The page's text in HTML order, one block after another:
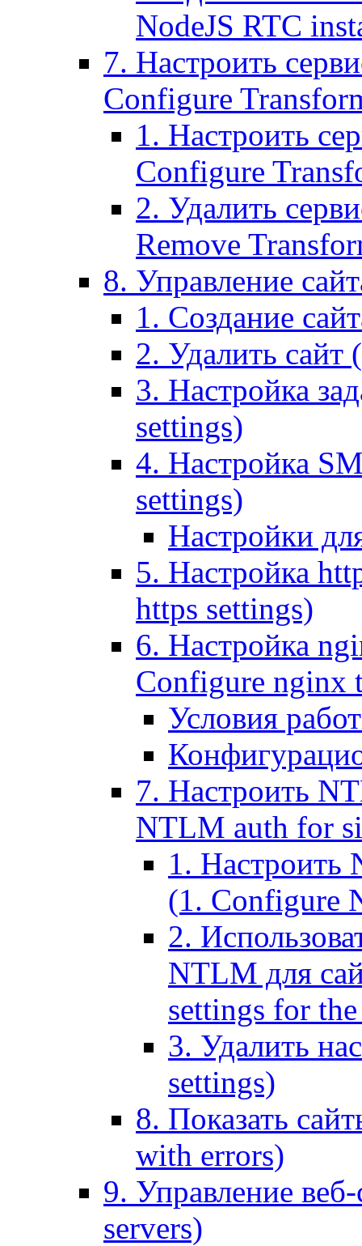
NodeJS RTC
7. Настроить
Configure
1. Настроить
Configure
2. Удалить
Remove
8. Управление
1. Создание
2. Удалить сайт
3. Настройка
settings)
4. Настройка
settings)
Настройки
5. Настройка
https settings)
6. Настройка
Configure nginx
Условия
7. Настроить
NTLM auth for
1. Настроить
(1. Configure
2.
NTLM для
settings for
3. Удалить
settings)
8. Показать
with errors)
9. Управление
servers)